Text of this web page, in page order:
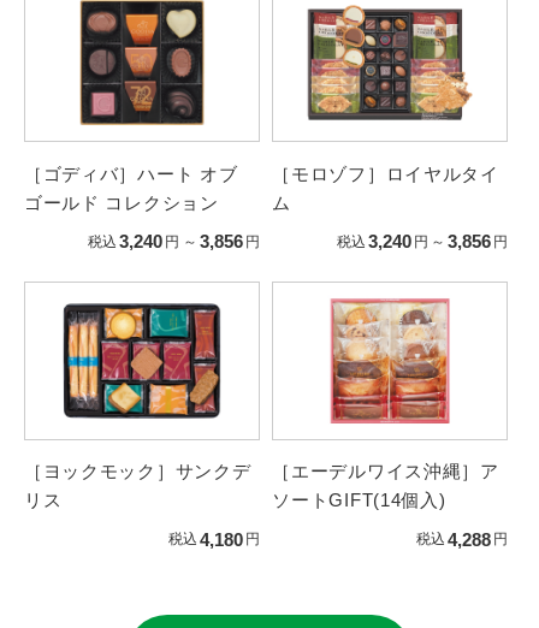
［ゴディバ］ハート オブ
ゴールド コレクション
税込 3,240 円 ～ 3,856 円
［モロゾフ］ロイヤルタイ
ム
税込 3,240 円 ～ 3,856 円
［ヨックモック］サンクデ
リス
税込 4,180 円
［エーデルワイス沖縄］ア
ソートGIFT(14個入)
税込 4,288 円